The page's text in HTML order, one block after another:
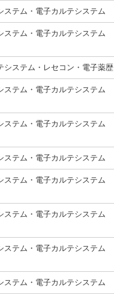
ステム・電子カルテシステム
ステム・電子カルテシステム
システム・レセコン・電子薬歴
ステム・電子カルテシステム
ステム・電子カルテシステム
ステム・電子カルテシステム
ステム・電子カルテシステム
ステム・電子カルテシステム
ステム・電子カルテシステム
ステム・電子カルテシステム